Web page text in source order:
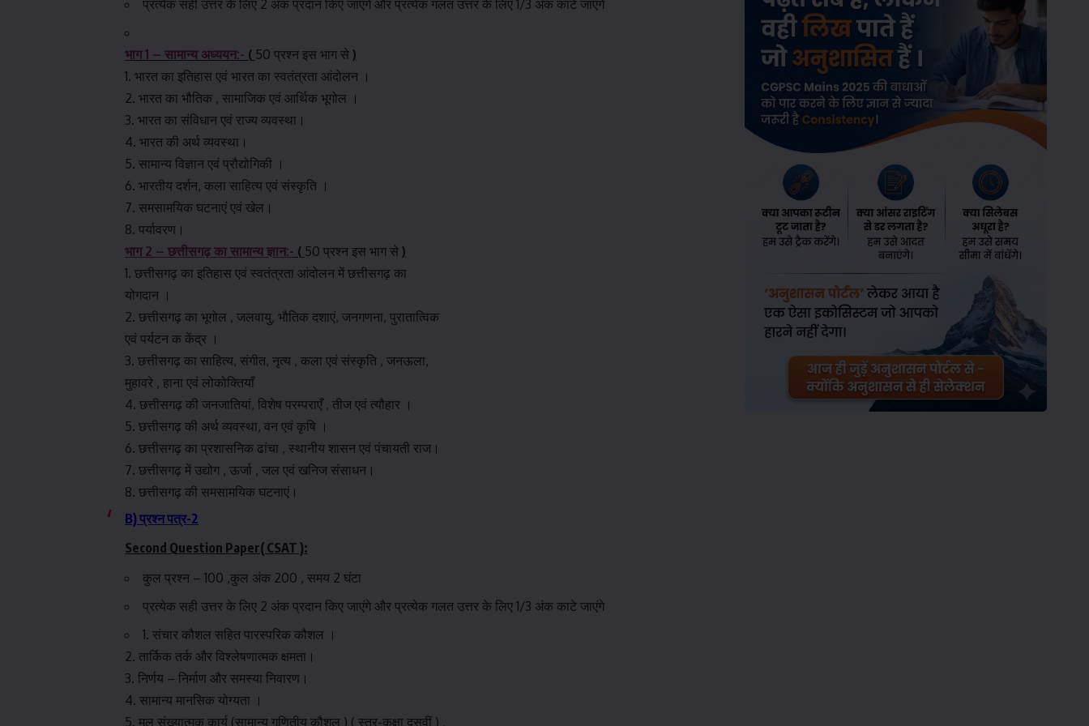
प्रत्येक सही उत्तर के लिए 2 अंक प्रदान किए जाएंगे और प्रत्येक गलत उत्तर के लिए 1/3 अंक काटे जाएंगे
भाग 1 – सामान्य अध्ययन:- ( 50 प्रश्न इस भाग से )
1. भारत का इतिहास एवं भारत का स्वतंत्रता आंदोलन ।
2. भारत का भौतिक , सामाजिक एवं आर्थिक भूगोल ।
3. भारत का संविधान एवं राज्य व्यवस्था।
4. भारत की अर्थ व्यवस्था।
5. सामान्य विज्ञान एवं प्रौद्योगिकी ।
6. भारतीय दर्शन, कला साहित्य एवं संस्कृति ।
7. समसामयिक घटनाएं एवं खेल।
8. पर्यावरण।
भाग 2 – छत्तीसगढ़ का सामान्य ज्ञान:- ( 50 प्रश्न इस भाग से )
1. छत्तीसगढ़ का इतिहास एवं स्वतंत्रता आंदोलन में छत्तीसगढ़ का
योगदान ।
2. छत्तीसगढ़ का भूगोल , जलवायु, भौतिक दशाएं, जनगणना, पुरातात्विक
एवं पर्यटन क केंद्र ।
3. छत्तीसगढ़ का साहित्य, संगीत, नृत्य , कला एवं संस्कृति , जनऊला,
मुहावरे , हाना एवं लोकोक्तियाँ
4. छत्तीसगढ़ की जनजातियां, विशेष परम्पराएँ , तीज एवं त्यौहार ।
5. छत्तीसगढ़ की अर्थ व्यवस्था, वन एवं कृषि ।
6. छत्तीसगढ़ का प्रशासनिक ढांचा , स्थानीय शासन एवं पंचायती राज।
7. छत्तीसगढ़ में उद्योग , ऊर्जा , जल एवं खनिज संसाधन।
8. छत्तीसगढ़ की समसामयिक घटनाएं।
B) प्रश्न पत्र-2
Second Question Paper( CSAT ):
कुल प्रश्न – 100 ,कुल अंक 200 , समय 2 घंटा
प्रत्येक सही उत्तर के लिए 2 अंक प्रदान किए जाएंगे और प्रत्येक गलत उत्तर के लिए 1/3 अंक काटे जाएंगे
1. संचार कौशल सहित पारस्परिक कौशल ।
2. तार्किक तर्क और विश्लेषणात्मक क्षमता।
3. निर्णय – निर्माण और समस्या निवारण।
4. सामान्य मानसिक योग्यता ।
5. मूल संख्यात्मक कार्य (सामान्य गणितीय कौशल ) ( स्तर-कक्षा दसवीं ) ,